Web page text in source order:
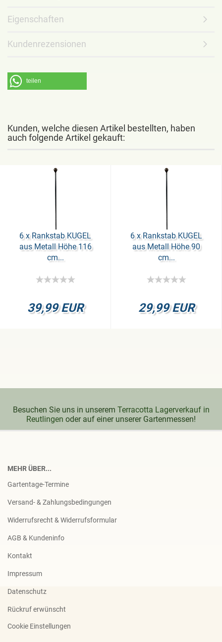
Eigenschaften
Kundenrezensionen
teilen
Kunden, welche diesen Artikel bestellten, haben
auch folgende Artikel gekauft:
6 x Rank­stab KUGEL
aus Me­tall Höhe 116
cm...
39,99 EUR
6 x Rank­stab KUGEL
aus Me­tall Höhe 90
cm...
29,99 EUR
Besuchen Sie uns in unserem Terracotta Lagerverkauf in
Reutlingen oder auf einer unserer Gartenmessen!
MEHR ÜBER...
Gartentage-Termine
Versand- & Zahlungsbedingungen
Widerrufsrecht & Widerrufsformular
AGB & Kundeninfo
Kontakt
Impressum
Datenschutz
Rückruf erwünscht
Cookie Einstellungen